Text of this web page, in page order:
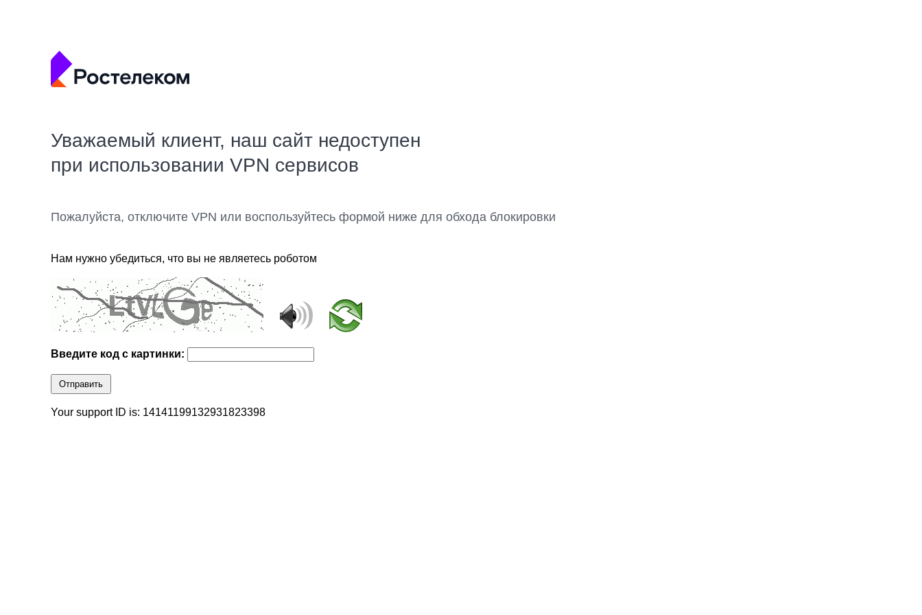
Уважаемый клиент, наш сайт недоступен
при использовании VPN сервисов
Пожалуйста, отключите VPN или воспользуйтесь формой ниже для обхода блокировки
Нам нужно убедиться, что вы не являетесь роботом
Введите код с картинки:
Отправить
Your support ID is: 14141199132931823398